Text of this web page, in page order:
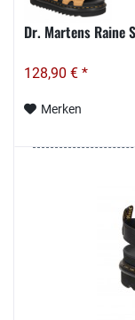
Dr. Martens Raine
128,90 € *
Merken